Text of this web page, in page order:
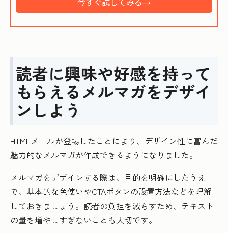
読者に興味や好感を持って
もらえるメルマガをデザイ
ンしよう
HTMLメールが登場したことにより、デザイン性に富んだ
魅力的なメルマガが作成できるようになりました。
メルマガをデザインする際は、目的を明確にしたうえ
で、基本的な色使いやCTAボタンの設置方法などを理解
しておきましょう。読者の負担を減らすため、テキスト
の量を増やしすぎないことも大切です。